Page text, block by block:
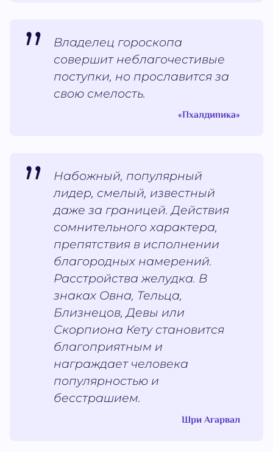
Владелец гороскопа
совершит неблагочестивые
поступки, но прославится за
свою смелость.
«Пхалдипика»
Набожный, популярный
лидер, смелый, известный
даже за границей. Действия
сомнительного характера,
препятствия в исполнении
благородных намерений.
Расстройства желудка. В
знаках Овна, Тельца,
Близнецов, Девы или
Скорпиона Кету становится
благоприятным и
награждает человека
популярностью и
бесстрашием.
Шри Агарвал